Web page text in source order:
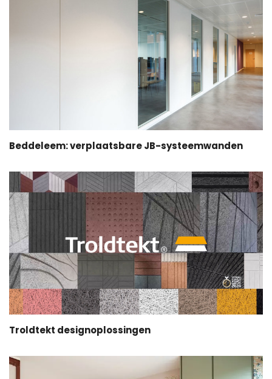
Beddeleem: verplaatsbare JB-systeemwanden
Troldtekt designoplossingen